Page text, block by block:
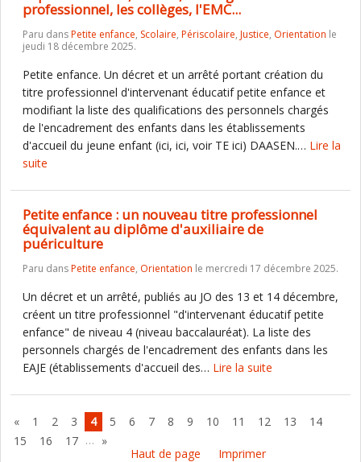
professionnel, les collèges, l'EMC...
Paru dansPetite enfance, Scolaire, Périscolaire, Justice, Orientation le
jeudi 18 décembre 2025.
Petite enfance. Un décret et un arrêté portant création du
titre professionnel d'intervenant éducatif petite enfance et
modifiant la liste des qualifications des personnels chargés
de l'encadrement des enfants dans les établissements
d'accueil du jeune enfant (ici, ici, voir TE ici) DAASEN.… Lire la
suite
Petite enfance : un nouveau titre professionnel
équivalent au diplôme d'auxiliaire de
puériculture
Paru dansPetite enfance, Orientation le mercredi 17 décembre 2025.
Un décret et un arrêté, publiés au JO des 13 et 14 décembre,
créent un titre professionnel "d'intervenant éducatif petite
enfance" de niveau 4 (niveau baccalauréat). La liste des
personnels chargés de l'encadrement des enfants dans les
EAJE (établissements d'accueil des… Lire la suite
« 1 2 3 4 5 6 7 8 9 10 11 12 13
14
15
16 17 … »
Haut de page
Imprimer